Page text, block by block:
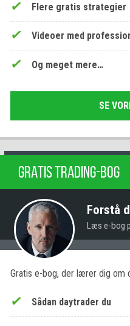
Flere gratis strategier
Videoer med
Og meget mere…
SE
GRATIS TRADING-BOG
Forstå
Læs e-bog
Gratis e-bog, der lærer dig om
Sådan daytrader du